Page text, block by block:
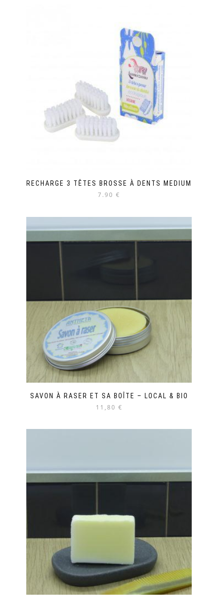
RECHARGE 3 TÊTES BROSSE À DENTS MEDIUM
7.90 €
SAVON À RASER ET SA BOÎTE – LOCAL & BIO
11,80 €